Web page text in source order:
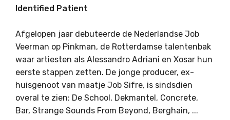
Identified Patient
Afgelopen jaar debuteerde de Nederlandse Job
Veerman op Pinkman, de Rotterdamse talentenbak
waar artiesten als Alessandro Adriani en Xosar hun
eerste stappen zetten. De jonge producer, ex-
huisgenoot van maatje Job Sifre, is sindsdien
overal te zien: De School, Dekmantel, Concrete,
Bar, Strange Sounds From Beyond, Berghain, ...